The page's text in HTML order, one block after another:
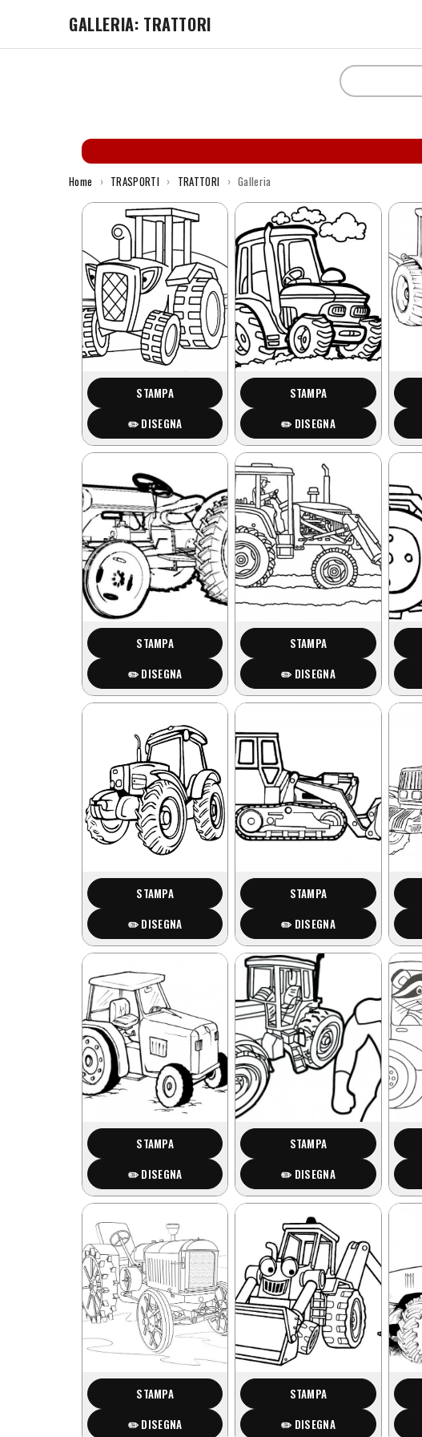
GALLERIA: TRATTORI
Home › TRASPORTI › TRATTORI › Galleria
STAMPA
✏️ DISEGNA
STAMPA
✏️ DISEGNA
STAMPA
✏️ DISEGNA
STAMPA
✏️ DISEGNA
STAMPA
✏️ DISEGNA
STAMPA
✏️ DISEGNA
STAMPA
✏️ DISEGNA
STAMPA
✏️ DISEGNA
STAMPA
✏️ DISEGNA
STAMPA
✏️ DISEGNA